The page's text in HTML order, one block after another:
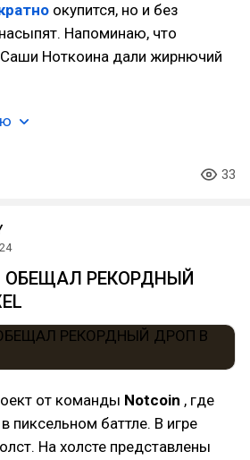
окупится, но и без
Напоминаю, что
Ноткоина дали жирнючий
33
ОБЕЩАЛ РЕКОРДНЫЙ
от команды Notcoin , где
пиксельном баттле. В игре
На холсте представлены